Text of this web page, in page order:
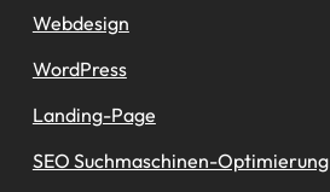
Webdesign
WordPress
Landing-Page
SEO Suchmaschinen-Optimierung